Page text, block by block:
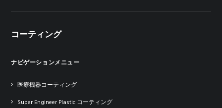
コーティング
ナビゲーションメニュー
医療機器コーティング
Super Engineer Plastic コーティング